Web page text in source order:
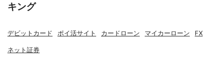
キング
デビットカード ポイ活サイト カードローン マイカーローン FX
ネット証券